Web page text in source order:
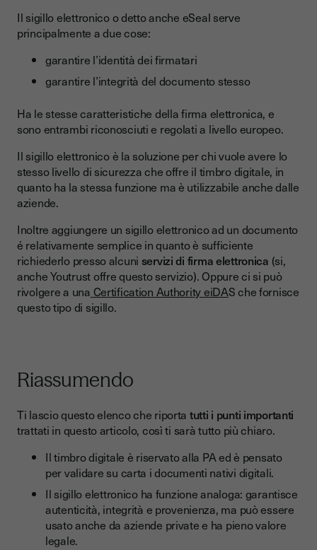
Il sigillo elettronico o detto anche eSeal serve
principalmente a due cose:
garantire l’identità dei firmatari
garantire l’integrità del documento stesso
Ha le stesse caratteristiche della firma elettronica, e
sono entrambi riconosciuti e regolati a livello europeo.
Il sigillo elettronico è la soluzione per chi vuole avere lo
stesso livello di sicurezza che offre il timbro digitale, in
quanto ha la stessa funzione ma è utilizzabile anche dalle
aziende.
Inoltre aggiungere un sigillo elettronico ad un documento
é relativamente semplice in quanto è sufficiente
richiederlo presso alcuni servizi di firma elettronica (si,
anche Youtrust offre questo servizio). Oppure ci si può
rivolgere a una Certification Authority eiDAS che fornisce
questo tipo di sigillo.
Riassumendo
Ti lascio questo elenco che riporta tutti i punti importanti
trattati in questo articolo, così ti sarà tutto più chiaro.
Il timbro digitale è riservato alla PA ed è pensato
per validare su carta i documenti nativi digitali.
Il sigillo elettronico ha funzione analoga: garantisce
autenticità, integrità e provenienza, ma può essere
usato anche da aziende private e ha pieno valore
legale.